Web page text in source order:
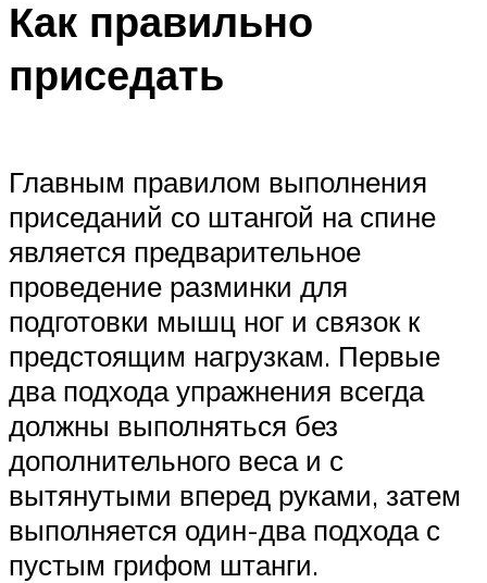
Как правильно
приседать
Главным правилом выполнения
приседаний со штангой на спине
является предварительное
проведение разминки для
подготовки мышц ног и связок к
предстоящим нагрузкам. Первые
два подхода упражнения всегда
должны выполняться без
дополнительного веса и с
вытянутыми вперед руками, затем
выполняется один-два подхода с
пустым грифом штанги.